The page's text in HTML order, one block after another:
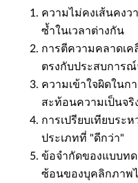
ความไม่คงเส้นคงว
ซ้ำในเวลาต่างกัน
การตีความคลาดเ
ตรงกับประสบการณ์
ความเข้าใจผิดในก
สะท้อนความเป็นจริ
การเปรียบเทียบระ
ประเภทที่ "ดีกว่า"
ข้อจำกัดของแบบท
ซ้อนของบุคลิกภาพ